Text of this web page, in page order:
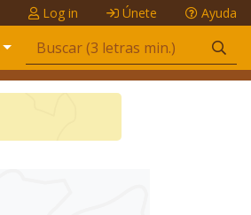
Log in Únete Ayuda